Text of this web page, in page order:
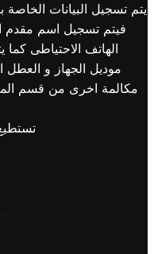
يتم تسجيل البيانات
فيتم تسجيل اسم مقدم
الهاتف الاحتياطى كما
موديل الجهاز و العطل
مكالمة اخرى من قسم